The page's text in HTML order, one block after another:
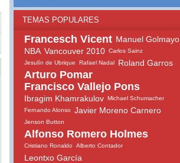
TEMAS POPULARES
Francesch Vicent Manuel Golmayo
NBA Vancouver 2010 Carlos Sainz
Jesulín de Ubrique
Rafael Nadal Roland Garros
Arturo Pomar
Francisco Vallejo Pons
Ibragim Khamrakulov Michael Schumacher
Fernando Alonso
Javier Moreno Carnero
Jenson Button
Alfonso Romero Holmes
Cristiano Ronaldo Alberto Contador
Leontxo García